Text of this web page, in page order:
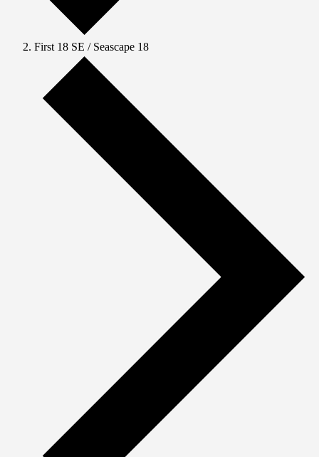
First 18 SE / Seascape 18